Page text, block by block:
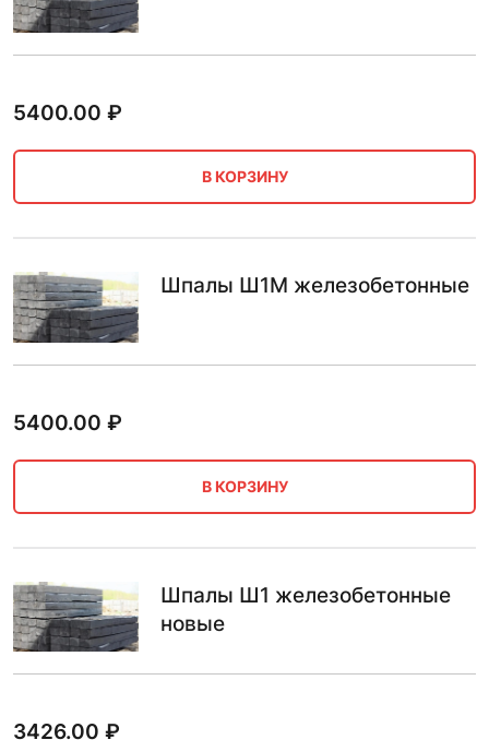
5400.00 ₽
В КОРЗИНУ
Шпалы Ш1М железобетонные
5400.00 ₽
В КОРЗИНУ
Шпалы Ш1 железобетонные
новые
3426.00 ₽